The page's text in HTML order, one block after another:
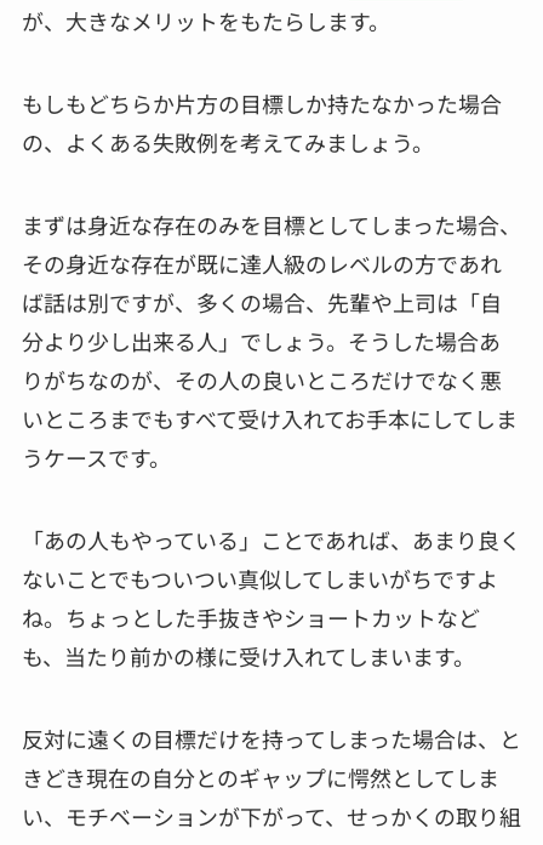
が、大きなメリットをもたらします。
もしもどちらか片方の目標しか持たなかった場合
の、よくある失敗例を考えてみましょう。
まずは身近な存在のみを目標としてしまった場合、
その身近な存在が既に達人級のレベルの方であれ
ば話は別ですが、多くの場合、先輩や上司は「自
分より少し出来る人」でしょう。そうした場合あ
りがちなのが、その人の良いところだけでなく悪
いところまでもすべて受け入れてお手本にしてしま
うケースです。
「あの人もやっている」ことであれば、あまり良く
ないことでもついつい真似してしまいがちですよ
ね。ちょっとした手抜きやショートカットなど
も、当たり前かの様に受け入れてしまいます。
反対に遠くの目標だけを持ってしまった場合は、と
きどき現在の自分とのギャップに愕然としてしま
い、モチベーションが下がって、せっかくの取り組